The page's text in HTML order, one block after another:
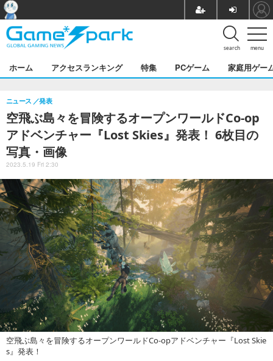
menu
search
ホーム アクセスランキング 特集 PCゲーム 家庭用ゲー
空飛ぶ島々を冒険するオープンワールドCo-op
アドベンチャー『Lost Skies』発表！ 6枚目の
写真・画像
ニュース 発表
2023.5.19 Fri 2:30
空飛ぶ島々を冒険するオープンワールドCo-opアドベンチャー『Lost Skie
s』発表！